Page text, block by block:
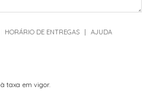
HORÁRIO DE ENTREGAS | AJUDA
taxa em vigor.